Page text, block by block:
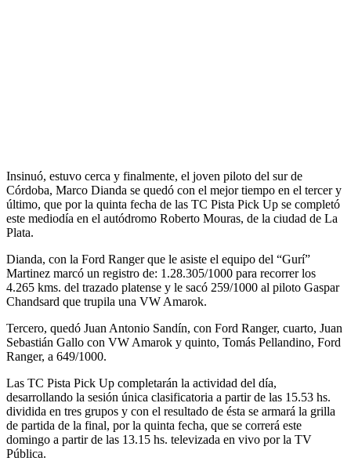
Insinuó, estuvo cerca y finalmente, el joven piloto del sur de
Córdoba, Marco Dianda se quedó con el mejor tiempo en el tercer y
último, que por la quinta fecha de las TC Pista Pick Up se completó
este mediodía en el autódromo Roberto Mouras, de la ciudad de La
Plata.
Dianda, con la Ford Ranger que le asiste el equipo del “Gurí”
Martinez marcó un registro de: 1.28.305/1000 para recorrer los
4.265 kms. del trazado platense y le sacó 259/1000 al piloto Gaspar
Chandsard que trupila una VW Amarok.
Tercero, quedó Juan Antonio Sandín, con Ford Ranger, cuarto, Juan
Sebastián Gallo con VW Amarok y quinto, Tomás Pellandino, Ford
Ranger, a 649/1000.
Las TC Pista Pick Up completarán la actividad del día,
desarrollando la sesión única clasificatoria a partir de las 15.53 hs.
dividida en tres grupos y con el resultado de ésta se armará la grilla
de partida de la final, por la quinta fecha, que se correrá este
domingo a partir de las 13.15 hs. televizada en vivo por la TV
Pública.